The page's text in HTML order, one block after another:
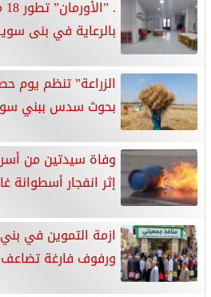
.
بالرعاية في بنى
الزراعة” تنظم يوم
بحوث سدس ببني
وفاة سيدتين من
إثر انفجار أسطوانة
ازمة التموين في
ورفوف فارغة تضاعف